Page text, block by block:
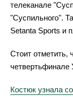
телеканале
"Суспильного".
Setanta Sports и
Стоит отметить,
четвертьфинале
Костюк узнала